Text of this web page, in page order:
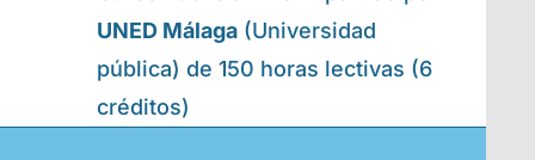
UNED Málaga(Universidad
pública) de 150 horas lectivas (6
créditos)